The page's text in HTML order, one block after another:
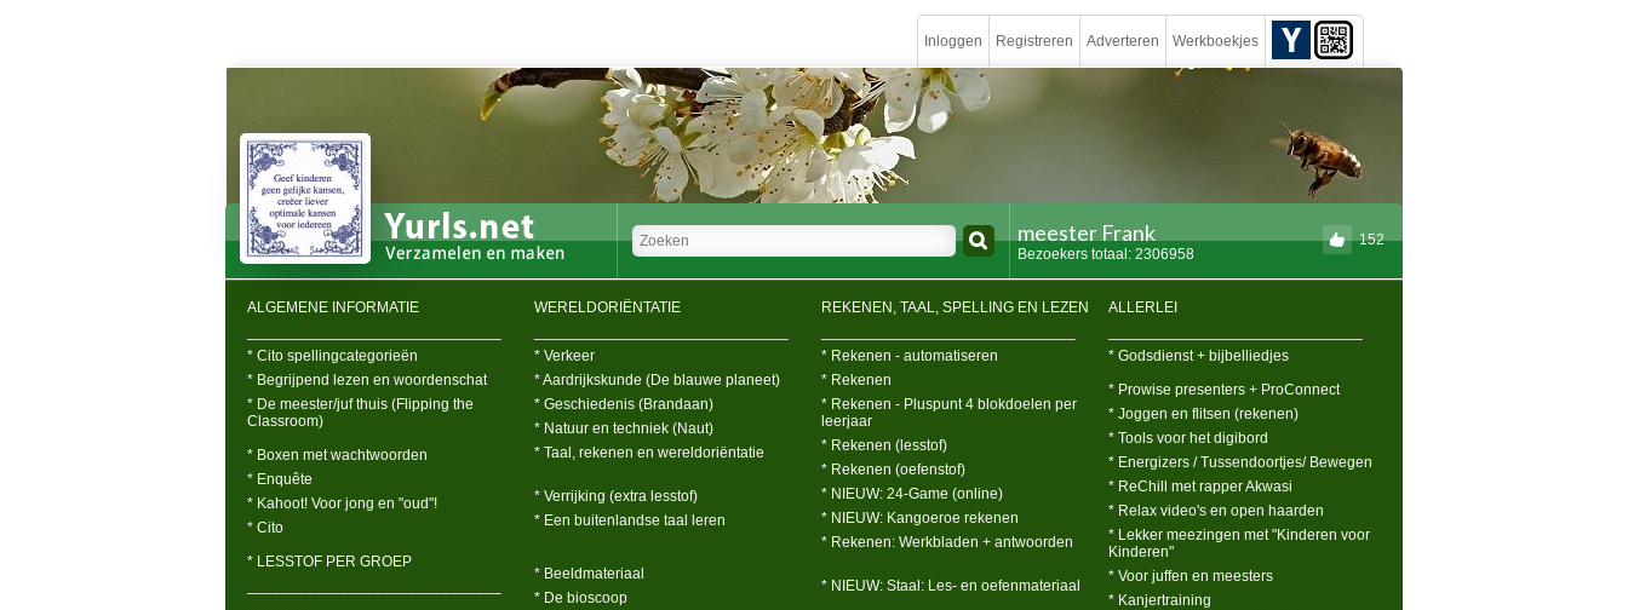
Inloggen Registreren Adverteren Werkboekjes
152
meester Frank
Bezoekers totaal: 2306958
ALGEMENE INFORMATIE
* Cito spellingcategorieën
* Begrijpend lezen en woordenschat
* De meester/juf thuis (Flipping the
Classroom)
* Boxen met wachtwoorden
* Enquête
* Kahoot! Voor jong en "oud"!
* Cito
* LESSTOF PER GROEP
WERELDORIËNTATIE
* Verkeer
* Aardrijkskunde (De blauwe planeet)
* Geschiedenis (Brandaan)
* Natuur en techniek (Naut)
* Taal, rekenen en wereldoriëntatie
* Verrijking (extra lesstof)
* Een buitenlandse taal leren
* Beeldmateriaal
* De bioscoop
REKENEN, TAAL, SPELLING EN LEZEN
* Rekenen - automatiseren
* Rekenen
* Rekenen - Pluspunt 4 blokdoelen per
leerjaar
* Rekenen (lesstof)
* Rekenen (oefenstof)
* NIEUW: 24-Game (online)
* NIEUW: Kangoeroe rekenen
* Rekenen: Werkbladen + antwoorden
* NIEUW: Staal: Les- en oefenmateriaal
ALLERLEI
* Godsdienst + bijbelliedjes
* Prowise presenters + ProConnect
* Joggen en flitsen (rekenen)
* Tools voor het digibord
* Energizers / Tussendoortjes/ Bewegen
* ReChill met rapper Akwasi
* Relax video's en open haarden
* Lekker meezingen met "Kinderen voor
Kinderen"
* Voor juffen en meesters
* Kanjertraining